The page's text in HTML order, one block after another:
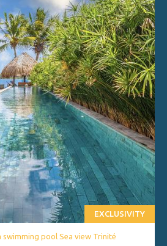
EXCLUSIVITY
swimming pool Sea view Trinité